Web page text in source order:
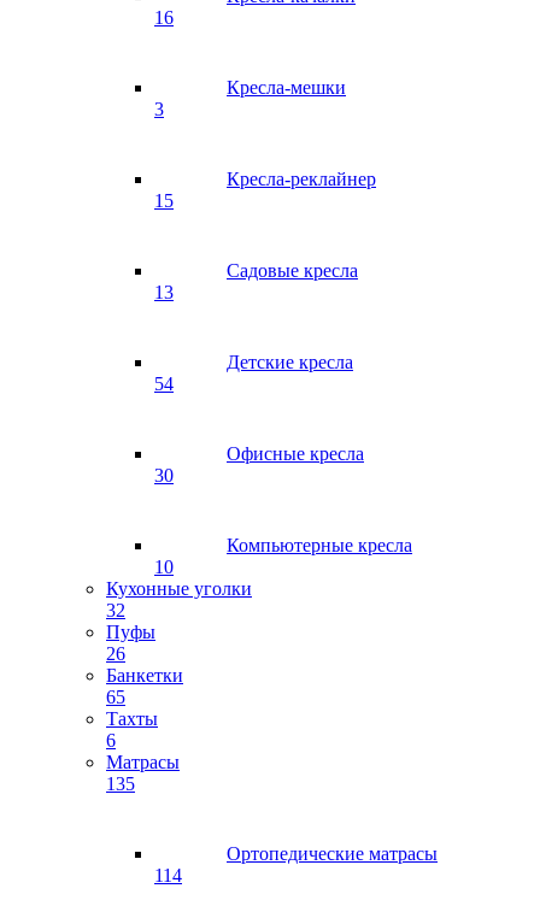
16
Кресла-мешки
3
Кресла-реклайнер
15
Садовые кресла
13
Детские кресла
54
Офисные кресла
30
Компьютерные кресла
10
Кухонные уголки
32
Пуфы
26
Банкетки
65
Тахты
6
Матрасы
135
Ортопедические матрасы
114